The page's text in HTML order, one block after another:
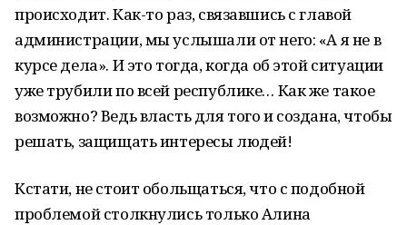
происходит. Как-то раз, связавшись с главой
администрации, мы услышали от него: «А я не в
курсе дела». И это тогда, когда об этой ситуации
уже трубили по всей республике… Как же такое
возможно? Ведь власть для того и создана, чтобы
решать, защищать интересы людей!
Кстати, не стоит обольщаться, что с подобной
проблемой столкнулись только Алина